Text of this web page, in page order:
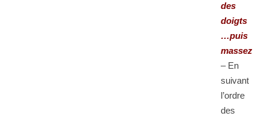
des
doigts
…puis
massez
– En
suivant
l’ordre
des